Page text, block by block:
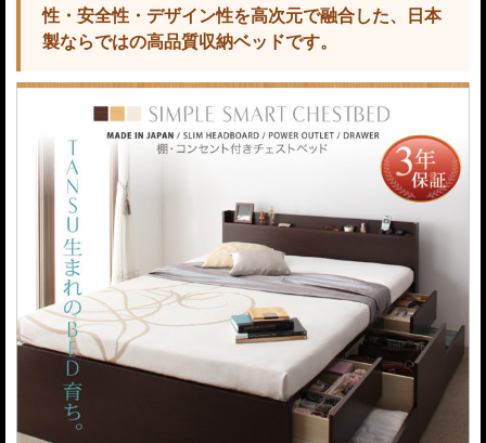
性・安全性・デザイン性を高次元で融合した、日本
製ならではの高品質収納ベッドです。